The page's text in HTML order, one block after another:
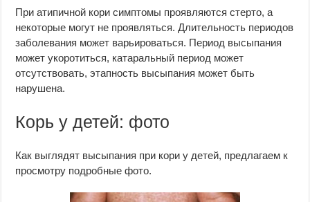
При атипичной кори симптомы проявляются стерто, а
некоторые могут не проявляться. Длительность периодов
заболевания может варьироваться. Период высыпания
может укоротиться, катаральный период может
отсутствовать, этапность высыпания может быть
нарушена.
Корь у детей: фото
Как выглядят высыпания при кори у детей, предлагаем к
просмотру подробные фото.